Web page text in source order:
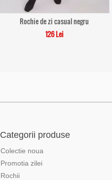
Rochie de zi casual negru
126 Lei
Categorii produse
Colectie noua
Promotia zilei
Rochii